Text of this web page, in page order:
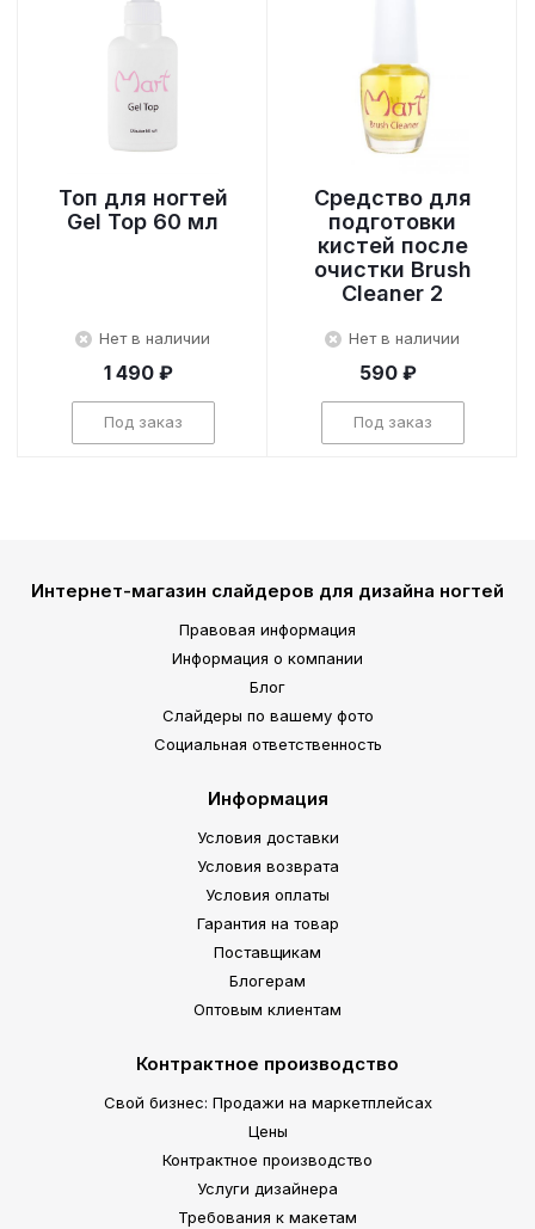
Топ для ногтей
Gel Top 60 мл
Нет в наличии
1 490 ₽
Под заказ
Средство для
подготовки
кистей после
очистки Brush
Cleaner 2
Нет в наличии
590 ₽
Под заказ
Интернет-магазин слайдеров для дизайна ногтей
Правовая информация
Информация о компании
Блог
Слайдеры по вашему фото
Социальная ответственность
Информация
Условия доставки
Условия возврата
Условия оплаты
Гарантия на товар
Поставщикам
Блогерам
Оптовым клиентам
Контрактное производство
Свой бизнес: Продажи на маркетплейсах
Цены
Контрактное производство
Услуги дизайнера
Требования к макетам